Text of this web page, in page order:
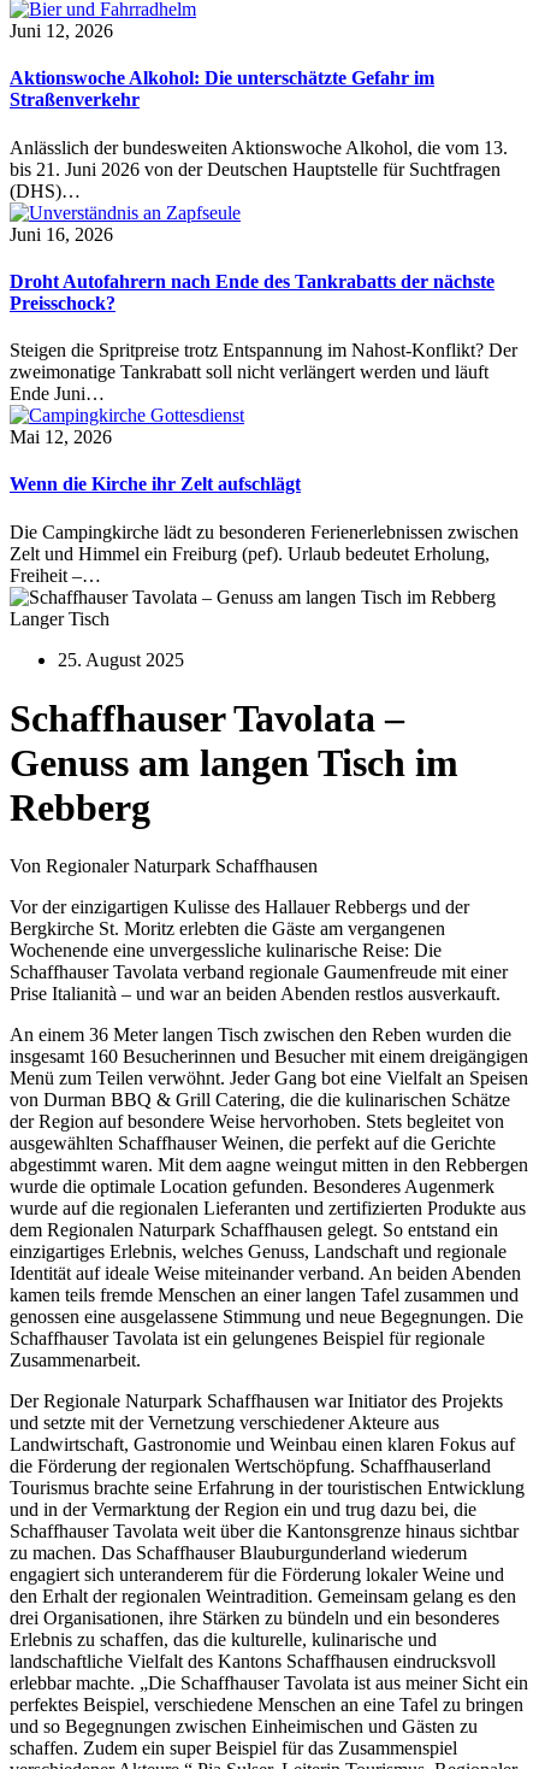
Juni 12, 2026
Aktionswoche Alkohol: Die unterschätzte Gefahr im
Straßenverkehr
Anlässlich der bundesweiten Aktionswoche Alkohol, die vom 13.
bis 21. Juni 2026 von der Deutschen Hauptstelle für Suchtfragen
(DHS)…
Juni 16, 2026
Droht Autofahrern nach Ende des Tankrabatts der nächste
Preisschock?
Steigen die Spritpreise trotz Entspannung im Nahost-Konflikt? Der
zweimonatige Tankrabatt soll nicht verlängert werden und läuft
Ende Juni…
Mai 12, 2026
Wenn die Kirche ihr Zelt aufschlägt
Die Campingkirche lädt zu besonderen Ferienerlebnissen zwischen
Zelt und Himmel ein Freiburg (pef). Urlaub bedeutet Erholung,
Freiheit –…
Langer Tisch
25. August 2025
Schaffhauser Tavolata –
Genuss am langen Tisch im
Rebberg
Von Regionaler Naturpark Schaffhausen
Vor der einzigartigen Kulisse des Hallauer Rebbergs und der
Bergkirche St. Moritz erlebten die Gäste am vergangenen
Wochenende eine unvergessliche kulinarische Reise: Die
Schaffhauser Tavolata verband regionale Gaumenfreude mit einer
Prise Italianità – und war an beiden Abenden restlos ausverkauft.
An einem 36 Meter langen Tisch zwischen den Reben wurden die
insgesamt 160 Besucherinnen und Besucher mit einem dreigängigen
Menü zum Teilen verwöhnt. Jeder Gang bot eine Vielfalt an Speisen
von Durman BBQ & Grill Catering, die die kulinarischen Schätze
der Region auf besondere Weise hervorhoben. Stets begleitet von
ausgewählten Schaffhauser Weinen, die perfekt auf die Gerichte
abgestimmt waren. Mit dem aagne weingut mitten in den Rebbergen
wurde die optimale Location gefunden. Besonderes Augenmerk
wurde auf die regionalen Lieferanten und zertifizierten Produkte aus
dem Regionalen Naturpark Schaffhausen gelegt. So entstand ein
einzigartiges Erlebnis, welches Genuss, Landschaft und regionale
Identität auf ideale Weise miteinander verband. An beiden Abenden
kamen teils fremde Menschen an einer langen Tafel zusammen und
genossen eine ausgelassene Stimmung und neue Begegnungen. Die
Schaffhauser Tavolata ist ein gelungenes Beispiel für regionale
Zusammenarbeit.
Der Regionale Naturpark Schaffhausen war Initiator des Projekts
und setzte mit der Vernetzung verschiedener Akteure aus
Landwirtschaft, Gastronomie und Weinbau einen klaren Fokus auf
die Förderung der regionalen Wertschöpfung. Schaffhauserland
Tourismus brachte seine Erfahrung in der touristischen Entwicklung
und in der Vermarktung der Region ein und trug dazu bei, die
Schaffhauser Tavolata weit über die Kantonsgrenze hinaus sichtbar
zu machen. Das Schaffhauser Blauburgunderland wiederum
engagiert sich unteranderem für die Förderung lokaler Weine und
den Erhalt der regionalen Weintradition. Gemeinsam gelang es den
drei Organisationen, ihre Stärken zu bündeln und ein besonderes
Erlebnis zu schaffen, das die kulturelle, kulinarische und
landschaftliche Vielfalt des Kantons Schaffhausen eindrucksvoll
erlebbar machte. „Die Schaffhauser Tavolata ist aus meiner Sicht ein
perfektes Beispiel, verschiedene Menschen an eine Tafel zu bringen
und so Begegnungen zwischen Einheimischen und Gästen zu
schaffen. Zudem ein super Beispiel für das Zusammenspiel